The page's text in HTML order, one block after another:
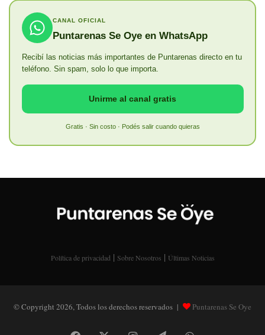
CANAL OFICIAL
Puntarenas Se Oye en WhatsApp
Recibí las noticias más importantes de Puntarenas directo en tu
teléfono. Sin spam, solo lo que importa.
Unirme al canal gratis
Gratis · Sin costo · Podés salir cuando quieras
Política de privacidad| Sobre Nosotros | Últimas Noticias
© Copyright 2026, Todos los derechos reservados | Puntarenas Se Oye